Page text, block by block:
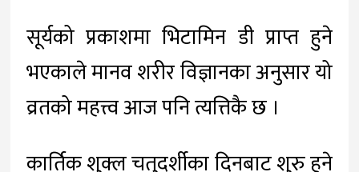
सूर्यको प्रकाशमा भिटामिन डी प्राप्त हुने
भएकाले मानव शरीर विज्ञानका अनुसार यो
व्रतको महत्त्व आज पनि त्यत्तिकै छ ।
कार्तिक शुक्ल चतुदर्शीका दिनबाट शुरु हुने